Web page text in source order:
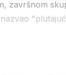
završnom